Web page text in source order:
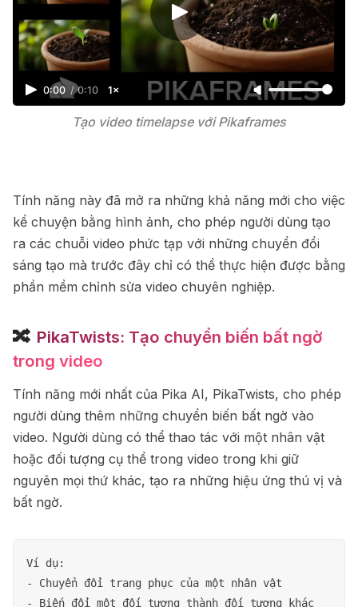
0:00 / 0:10 1×
Tạo video timelapse với Pikaframes
Tính năng này đã mở ra những khả năng mới cho việc
kể chuyện bằng hình ảnh, cho phép người dùng tạo
ra các chuỗi video phức tạp với những chuyển đổi
sáng tạo mà trước đây chỉ có thể thực hiện được bằng
phần mềm chỉnh sửa video chuyên nghiệp.
🔀 PikaTwists: Tạo chuyển biến bất ngờ
trong video
Tính năng mới nhất của Pika AI, PikaTwists, cho phép
người dùng thêm những chuyển biến bất ngờ vào
video. Người dùng có thể thao tác với một nhân vật
hoặc đối tượng cụ thể trong video trong khi giữ
nguyên mọi thứ khác, tạo ra những hiệu ứng thú vị và
bất ngờ.
Ví dụ:
- Chuyển đổi trang phục của một nhân vật
- Biến đổi một đối tượng thành đối tượng khác